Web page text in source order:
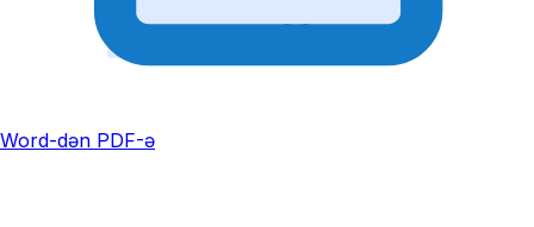
Word-dən PDF-ə